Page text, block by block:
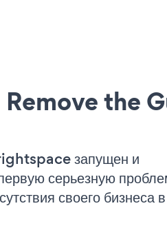
Remove the
запущен и
серьезную
своего бизнеса в